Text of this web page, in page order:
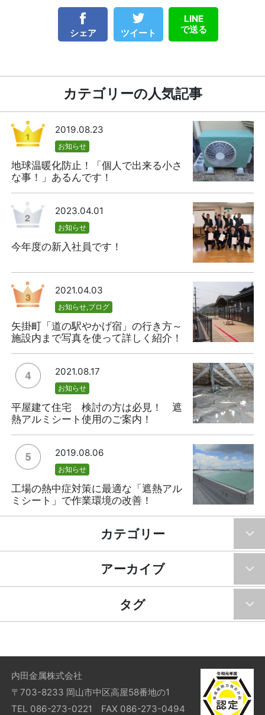
シェア ツイート
LINE
で送る
カテゴリーの人気記事
2019.08.23
お知らせ
地球温暖化防止！「個人で出来る小さ
な事！」あるんです！
2023.04.01
お知らせ
今年度の新入社員です！
2021.04.03
お知らせ,ブログ
矢掛町「道の駅やかげ宿」の行き方～
施設内まで写真を使って詳しく紹介！
2021.08.17
お知らせ
平屋建て住宅 検討の方は必見！ 遮
熱アルミシート使用のご案内！
2019.08.06
お知らせ
工場の熱中症対策に最適な「遮熱アル
ミシート」で作業環境の改善！
カテゴリー
アーカイブ
タグ
内田金属株式会社
〒703-8233 岡山市中区高屋58番地の1
TEL 086-273-0221 FAX 086-273-0494